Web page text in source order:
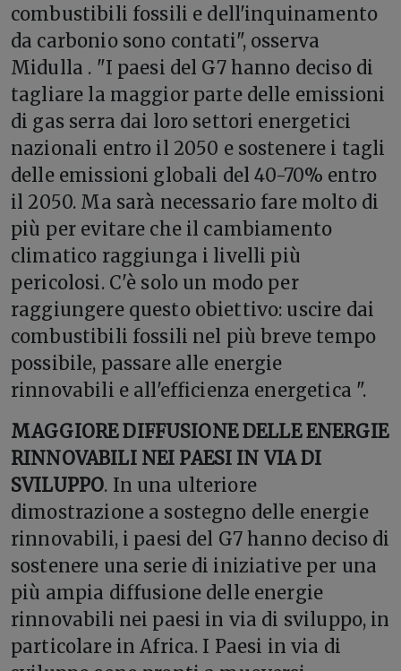
combustibili fossili e dell'inquinamento
da carbonio sono contati", osserva
Midulla . "I paesi del G7 hanno deciso di
tagliare la maggior parte delle emissioni
di gas serra dai loro settori energetici
nazionali entro il 2050 e sostenere i tagli
delle emissioni globali del 40-70% entro
il 2050. Ma sarà necessario fare molto di
più per evitare che il cambiamento
climatico raggiunga i livelli più
pericolosi. C'è solo un modo per
raggiungere questo obiettivo: uscire dai
combustibili fossili nel più breve tempo
possibile, passare alle energie
rinnovabili e all'efficienza energetica ".
MAGGIORE DIFFUSIONE DELLE ENERGIE
RINNOVABILI NEI PAESI IN VIA DI
SVILUPPO. In una ulteriore
dimostrazione a sostegno delle energie
rinnovabili, i paesi del G7 hanno deciso di
sostenere una serie di iniziative per una
più ampia diffusione delle energie
rinnovabili nei paesi in via di sviluppo, in
particolare in Africa. I Paesi in via di